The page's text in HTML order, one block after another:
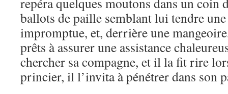
ballots de paille semblant lui tendre
impromptue, et, derrière une
prêts à assurer une assistance
chercher sa compagne, et il la fit rire
princier, il l’invita à pénétrer dans son